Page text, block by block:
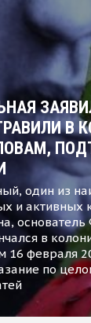
В
один из
и активных
в
16 февраля
по